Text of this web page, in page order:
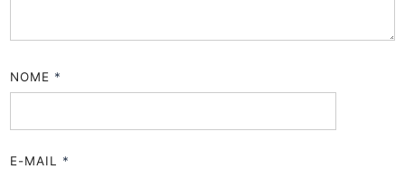
NOME *
E-MAIL *